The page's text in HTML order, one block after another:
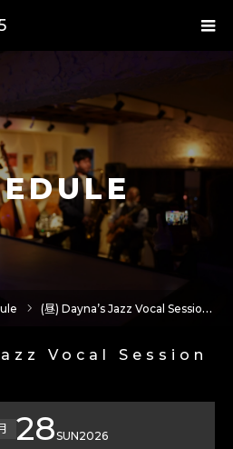
(昼) Dayna’s Jazz Vocal Session Workshop
Vocal Session
28SUN2026